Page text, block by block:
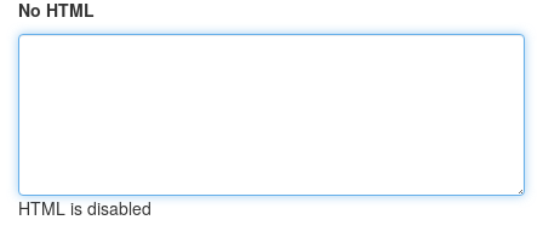
No HTML
HTML is disabled